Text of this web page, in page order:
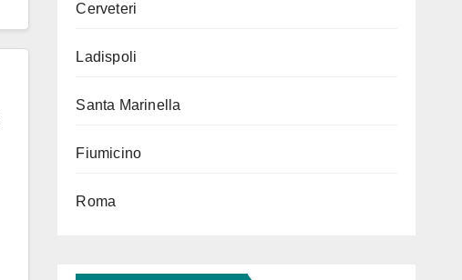
Cerveteri
Ladispoli
Santa Marinella
Fiumicino
Roma